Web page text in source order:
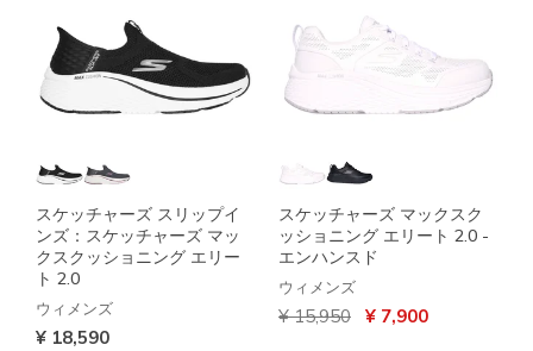
スケッチャーズ スリップイ
ンズ：スケッチャーズ マッ
クスクッショニング エリー
ト 2.0
ウィメンズ
¥ 18,590
スケッチャーズ マックスク
ッショニング エリート 2.0 -
エンハンスド
ウィメンズ
からの値引き
¥ 15,950 から
¥ 7,900